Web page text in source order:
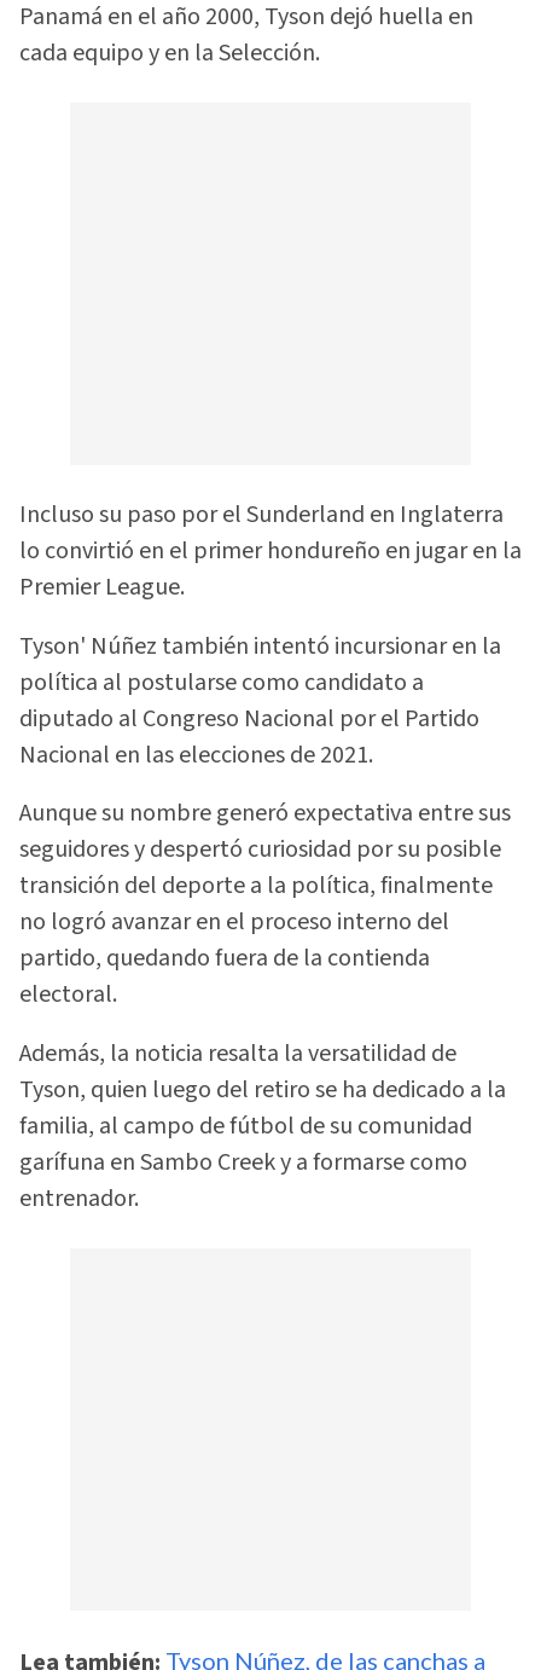
Panamá en el año 2000, Tyson dejó huella en
cada equipo y en la Selección.
Incluso su paso por el Sunderland en Inglaterra
lo convirtió en el primer hondureño en jugar en la
Premier League.
Tyson' Núñez también intentó incursionar en la
política al postularse como candidato a
diputado al Congreso Nacional por el Partido
Nacional en las elecciones de 2021.
Aunque su nombre generó expectativa entre sus
seguidores y despertó curiosidad por su posible
transición del deporte a la política, finalmente
no logró avanzar en el proceso interno del
partido, quedando fuera de la contienda
electoral.
Además, la noticia resalta la versatilidad de
Tyson, quien luego del retiro se ha dedicado a la
familia, al campo de fútbol de su comunidad
garífuna en Sambo Creek y a formarse como
entrenador.
Lea también: Tyson Núñez, de las canchas a